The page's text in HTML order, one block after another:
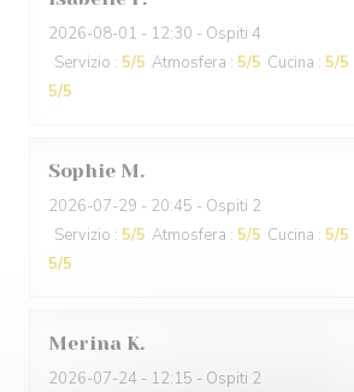
2026-08-01 - 12:30 - Ospiti 4
Servizio : 5/5 Atmosfera : 5/5 Cucina : 5/5
5/5
Sophie M
2026-07-29 - 20:45 - Ospiti 2
Servizio : 5/5 Atmosfera : 5/5 Cucina : 5/5
5/5
Merina K
2026-07-24 - 12:15 - Ospiti 2